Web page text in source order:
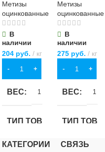
универсальные
МАТЕРИАЛ
пластик , стекло
стекла
повышенной
прочности
Метизы
оцинкованные
В
наличии
204 руб. кг
В КОРЗИНУ
ВЕС 1 кг
ТИП ТОВАРА
болт
Метизы
оцинкованные
В
наличии
275 руб. кг
В КОРЗИНУ
ВЕС 1 кг
ТИП
болт
КАТЕГОРИИ
СВЯЗЬ